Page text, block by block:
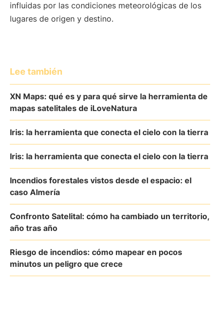
influidas por las condiciones meteorológicas de los
lugares de origen y destino.
Lee también
XN Maps: qué es y para qué sirve la herramienta de
mapas satelitales de iLoveNatura
Iris: la herramienta que conecta el cielo con la tierra
Iris: la herramienta que conecta el cielo con la tierra
Incendios forestales vistos desde el espacio: el
caso Almería
Confronto Satelital: cómo ha cambiado un territorio,
año tras año
Riesgo de incendios: cómo mapear en pocos
minutos un peligro que crece